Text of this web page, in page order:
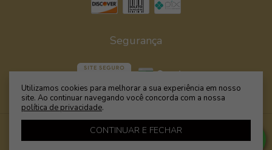
Utilizamos cookies para melhorar a sua experiência em nosso
site. Ao continuar navegando você concorda com a nossa
política de privacidade.
CONTINUAR E FECHAR
Segurança
- Moda Praia é Wamp - Biquínis, Maiôs e